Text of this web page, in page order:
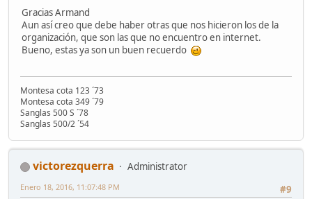
Gracias Armand
Aun así creo que debe haber otras que nos hicieron los de la
organización, que son las que no encuentro en internet.
Bueno, estas ya son un buen recuerdo
Montesa cota 123 ´73
Montesa cota 349 ´79
Sanglas 500 S ´78
Sanglas 500/2 ´54
victorezquerra
Administrator
#9
Enero 18, 2016, 11:07:48 PM